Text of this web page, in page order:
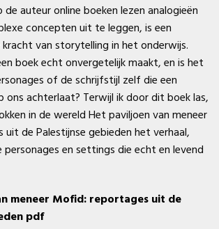
auteur online boeken lezen analogieën
concepten uit te leggen, is een
van storytelling in het onderwijs.
boek echt onvergetelijk maakt, en is het
of de schrijfstijl zelf die een
ons achterlaat? Terwijl ik door dit boek las,
in de wereld Het paviljoen van meneer
de Palestijnse gebieden het verhaal,
en settings die echt en levend
meneer Mofid: reportages uit de
pdf